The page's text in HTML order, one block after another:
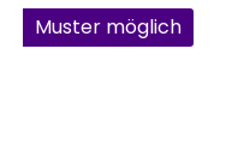
Muster möglich